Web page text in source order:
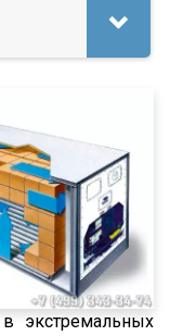
экстремальных